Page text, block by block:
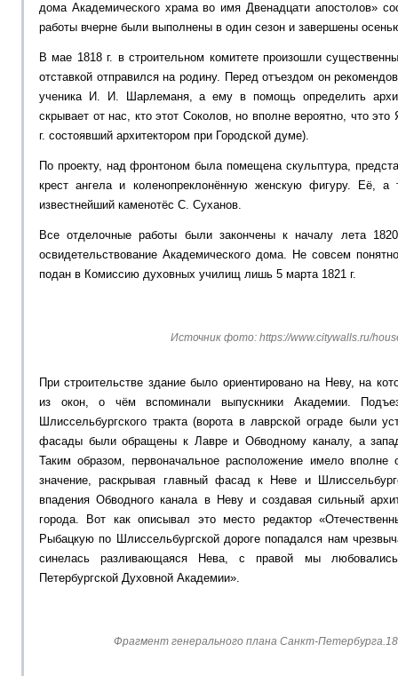
дома Академического храма во имя Двенадцати апостолов»
работы вчерне были выполнены в один сезон и завершены
В мае 1818 г. в строительном комитете произошли
отставкой отправился на родину. Перед отъездом он
ученика И. И. Шарлеманя, а ему в помощь определить
скрывает от нас, кто этот Соколов, но вполне вероятно, что это
г. состоявший архитектором при Городской думе).
По проекту, над фронтоном была помещена скульптура,
крест ангела и коленопреклонённую женскую фигуру. Её, а
известнейший каменотёс С. Суханов.
Все отделочные работы были закончены к началу лета
освидетельствование Академического дома. Не совсем
подан в Комиссию духовных училищ лишь 5 марта 1821 г.
Источник фото: https://www.citywalls.ru/
При строительстве здание было ориентировано на Неву, на
из окон, о чём вспоминали выпускники Академии.
Шлиссельбургского тракта (ворота в лаврской ограде были
фасады были обращены к Лавре и Обводному каналу, а
Таким образом, первоначальное расположение имело вполне
значение, раскрывая главный фасад к Неве и
впадения Обводного канала в Неву и создавая сильный
города. Вот как описывал это место редактор
Рыбацкую по Шлиссельбургской дороге попадался нам
синелась разливающаяся Нева, с правой мы
Петербургской Духовной Академии».
Фрагмент генерального плана Санкт-